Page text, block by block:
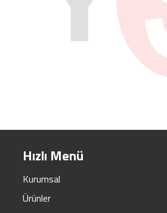
Hızlı Menü
Kurumsal
Ürünler